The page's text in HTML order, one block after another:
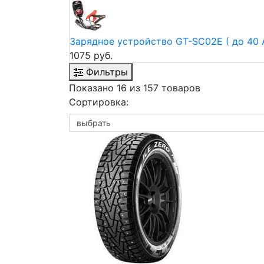
Зарядное устройство GT-SC02E ( до 40
1075 руб.
Фильтры
Показано 16 из 157 товаров
Сортировка: